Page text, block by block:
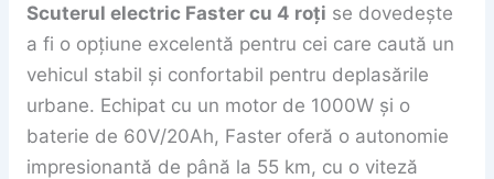
Scuterul electric Faster cu 4 roți se dovedește
a fi o opțiune excelentă pentru cei care caută un
vehicul stabil și confortabil pentru deplasările
urbane. Echipat cu un motor de 1000W și o
baterie de 60V/20Ah, Faster oferă o autonomie
impresionantă de până la 55 km, cu o viteză